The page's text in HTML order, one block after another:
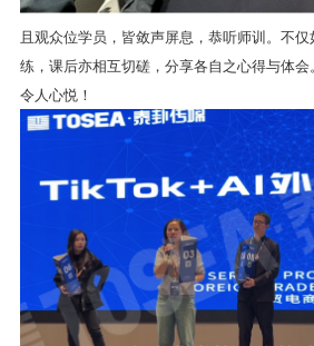
且观众位学员，皆敛声屏息，恭听师训。不
练，课后亦相互切磋，分享各自之心得与体
令人心悦！